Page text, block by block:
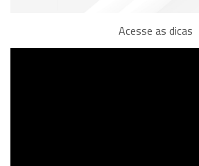
Acesse as dicas